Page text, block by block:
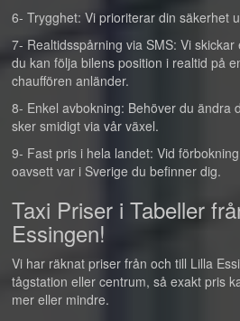
6- Trygghet: Vi prioriterar din säkerhet
7- Realtidsspårning via SMS: Vi
du kan följa bilens position i realtid på
chauffören anländer.
8- Enkel avbokning: Behöver du ändra
sker smidigt via vår växel.
9- Fast pris i hela landet: Vid
oavsett var i Sverige du befinner dig.
Taxi Priser i Tabeller
Essingen!
Vi har räknat priser från och till Lilla
tågstation eller centrum, så exakt pris
mer eller mindre.